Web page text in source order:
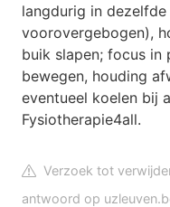
langdurig in
voorovergebogen),
buik slapen; focus in
bewegen, houding
eventueel koelen bij
Fysiotherapie4all.
Verzoek tot
antwoord op